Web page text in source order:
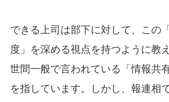
できる上司は部下に対して、この
度」を深める視点を持つように教
世間一般で言われている「情報共
を指しています。しかし、報連相